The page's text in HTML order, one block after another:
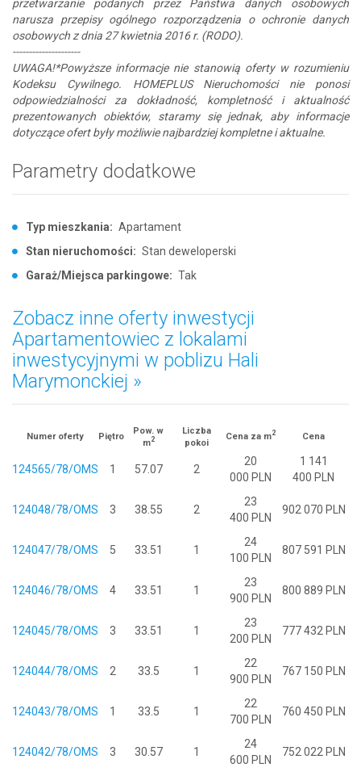
przetwarzanie podanych przez Państwa danych osobowych
narusza przepisy ogólnego rozporządzenia o ochronie danych
osobowych z dnia 27 kwietnia 2016 r. (RODO).
---------------------
UWAGA!*Powyższe informacje nie stanowią oferty w rozumieniu
Kodeksu Cywilnego. HOMEPLUS Nieruchomości nie ponosi
odpowiedzialności za dokładność, kompletność i aktualność
prezentowanych obiektów, staramy się jednak, aby informacje
dotyczące ofert były możliwie najbardziej kompletne i aktualne.
Parametry dodatkowe
Typ mieszkania: Apartament
Stan nieruchomości: Stan deweloperski
Garaż/Miejsca parkingowe: Tak
Zobacz inne oferty inwestycji
Apartamentowiec z lokalami
inwestycyjnymi w poblizu Hali
Marymonckiej »
Numer oferty Piętro
Pow. w
m2
Liczba
pokoi
Cena za m2 Cena
124565/78/OMS 1 57.07 2
20
000 PLN
1 141
400 PLN
124048/78/OMS 3 38.55 2
23
400 PLN
902 070 PLN
124047/78/OMS 5 33.51 1
24
100 PLN
807 591 PLN
124046/78/OMS 4 33.51 1
23
900 PLN
800 889 PLN
124045/78/OMS 3 33.51 1
23
200 PLN
777 432 PLN
124044/78/OMS 2 33.5 1
22
900 PLN
767 150 PLN
124043/78/OMS 1 33.5 1
22
700 PLN
760 450 PLN
124042/78/OMS 3 30.57 1
24
600 PLN
752 022 PLN